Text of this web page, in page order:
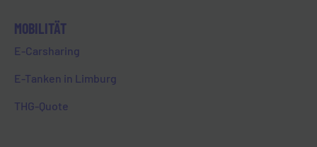
MOBILITÄT
E-Carsharing
E-Tanken in Limburg
THG-Quote